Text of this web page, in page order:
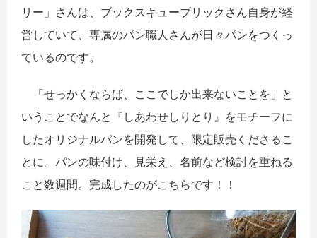
リー」さんは、ブックスキューブリックさん自身が経
営していて、専属のパン職人さんが日々パンをつくっ
ているのです。
「せっかくならば、ここでしか出来ないことを」と
いうことでなんと『しあわせしりとり』をモチーフに
したオリジナルパンを開発して、限定販売くださるこ
とに。パンの味付け、見栄え、名前など検討を重ねる
こと数週間。完成したのがこちらです！！